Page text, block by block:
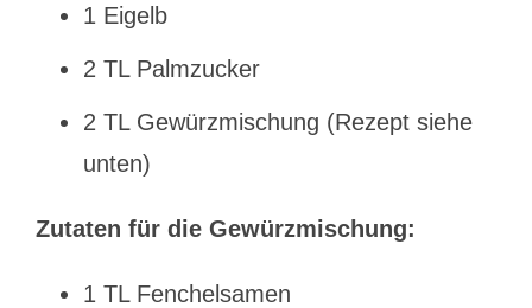
1 Eigelb
2 TL Palmzucker
2 TL Gewürzmischung (Rezept siehe
unten)
Zutaten für die Gewürzmischung:
1 TL Fenchelsamen